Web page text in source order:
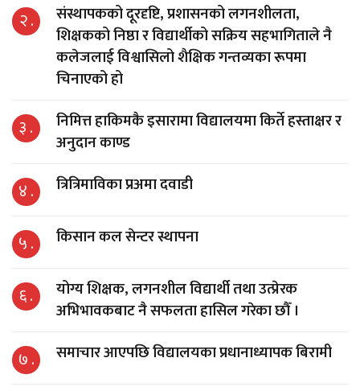
२ .
संस्थापकको दूरदृष्टि, प्रशासनको लगनशीलता,
शिक्षकको निष्ठा र विद्यार्थीको सक्रिय सहभागिताले नै
कलेजलाई विश्वासिलो शैक्षिक गन्तव्यका रूपमा
चिनाएको हो
३ .
निमित्त हाकिमकै इसारामा विद्यालयमा किर्ते हस्ताक्षर र
अनुदान काण्ड
४ . त्रित्रिमाविका प्रअमा दवाडी
५ . किसान कल सेन्टर स्थापना
६ .
योग्य शिक्षक, लगनशील विद्यार्थी तथा उत्प्रेरक
अभिभावकबाट नै सफलता हासिल गरेका छौँ ।
७ . समाचार आएपछि विद्यालयका प्रधानाध्यापक बिरामी